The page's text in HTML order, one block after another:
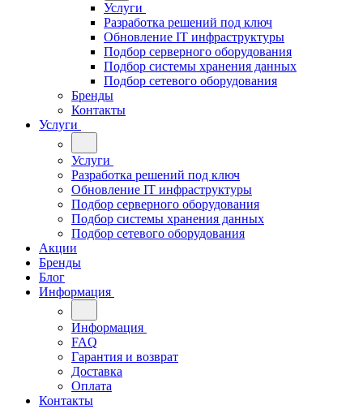
Услуги
Разработка решений под ключ
Обновление IT инфраструктуры
Подбор серверного оборудования
Подбор системы хранения данных
Подбор сетевого оборудования
Бренды
Контакты
Услуги
Услуги
Разработка решений под ключ
Обновление IT инфраструктуры
Подбор серверного оборудования
Подбор системы хранения данных
Подбор сетевого оборудования
Акции
Бренды
Блог
Информация
Информация
FAQ
Гарантия и возврат
Доставка
Оплата
Контакты